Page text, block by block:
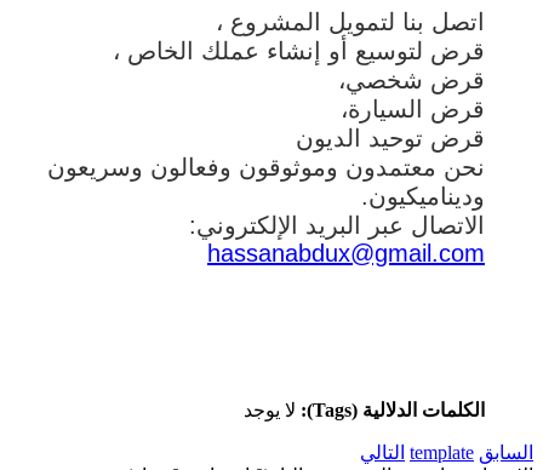
اتصل بنا لتمويل المشروع ،
قرض لتوسيع أو إنشاء عملك الخاص ،
قرض شخصي،
قرض السيارة،
قرض توحيد الديون
نحن معتمدون وموثوقون وفعالون وسريعون
وديناميكيون.
الاتصال عبر البريد الإلكتروني:
hassanabdux@gmail.com
الكلمات الدلالية (Tags): لا يوجد
السابق template التالي